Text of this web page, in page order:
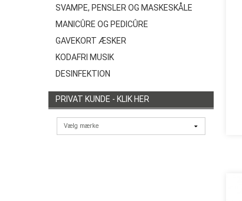
SVAMPE, PENSLER OG MASKESKÅLE
MANICÛRE OG PEDICÛRE
GAVEKORT ÆSKER
KODAFRI MUSIK
DESINFEKTION
PRIVAT KUNDE - KLIK HER